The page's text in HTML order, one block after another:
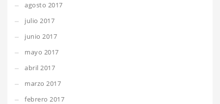
agosto 2017
julio 2017
junio 2017
mayo 2017
abril 2017
marzo 2017
febrero 2017